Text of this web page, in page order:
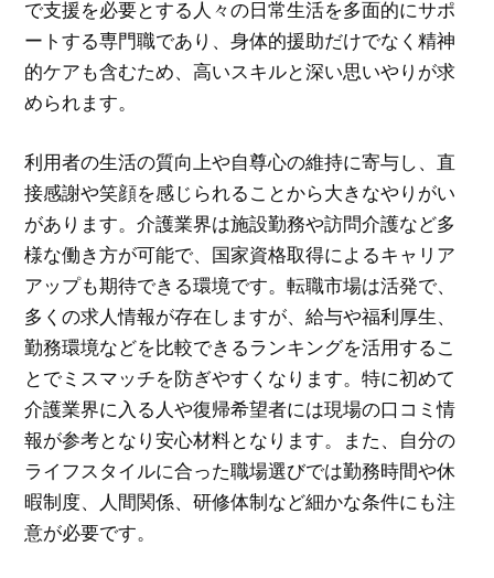
で支援を必要とする人々の日常生活を多面的にサポ
ートする専門職であり、身体的援助だけでなく精神
的ケアも含むため、高いスキルと深い思いやりが求
められます。
利用者の生活の質向上や自尊心の維持に寄与し、直
接感謝や笑顔を感じられることから大きなやりがい
があります。介護業界は施設勤務や訪問介護など多
様な働き方が可能で、国家資格取得によるキャリア
アップも期待できる環境です。転職市場は活発で、
多くの求人情報が存在しますが、給与や福利厚生、
勤務環境などを比較できるランキングを活用するこ
とでミスマッチを防ぎやすくなります。特に初めて
介護業界に入る人や復帰希望者には現場の口コミ情
報が参考となり安心材料となります。また、自分の
ライフスタイルに合った職場選びでは勤務時間や休
暇制度、人間関係、研修体制など細かな条件にも注
意が必要です。